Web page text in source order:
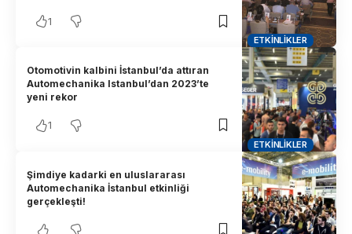
ETKINLIKLER
1
ETKINLIKLER
Otomotivin kalbini İstanbul’da attıran
Automechanika Istanbul’dan 2023’te
yeni rekor
1
Şimdiye kadarki en uluslararası
Automechanika İstanbul etkinliği
gerçekleşti!